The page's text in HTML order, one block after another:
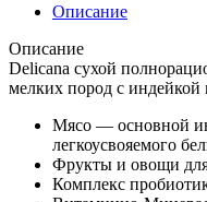
Описание
Описание
Delicana cухой
мелких пород с
Мясо — основной
легкоусвояемого
Фрукты и овощи
Комплекс